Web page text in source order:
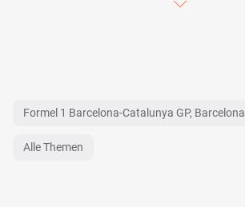
Formel 1 Barcelona-Catalunya GP, Barcelona
Alle Themen